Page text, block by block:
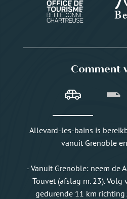
Comment
Allevard-les-bains is
vanuit Grenoble
- Vanuit Grenoble: neem de
Touvet (afslag nr. 23).
gedurende 11 km